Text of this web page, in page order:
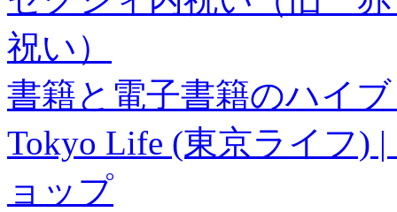
祝い）
書籍と電子書籍のハイ
Tokyo Life (東京ライフ)
ョップ